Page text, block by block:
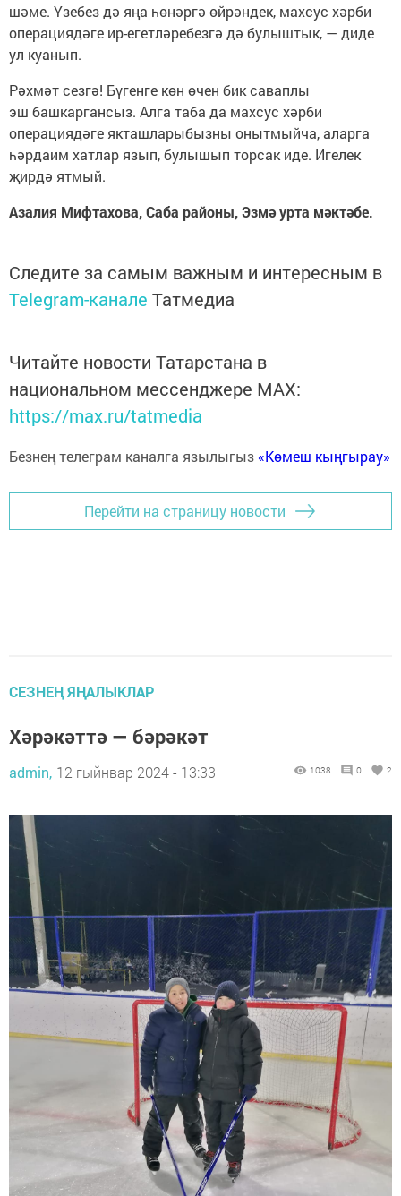
шәме. Үзебез дә яңа һөнәргә өйрәндек, махсус хәрби
операциядәге ир-егетләребезгә дә булыштык, — диде
ул куанып.
Рәхмәт сезгә! Бүгенге көн өчен бик саваплы
эш башкаргансыз. Алга таба да махсус хәрби
операциядәге якташларыбызны онытмыйча, аларга
һәрдаим хатлар язып, булышып торсак иде. Игелек
җирдә ятмый.
Азалия Мифтахова, Саба районы, Эзмә урта мәктәбе.
Следите за самым важным и интересным в
Telegram-канале Татмедиа
Читайте новости Татарстана в
национальном мессенджере MАХ:
https://max.ru/tatmedia
Безнең телеграм каналга язылыгыз «Көмеш кыңгырау»
Перейти на страницу новости
СЕЗНЕҢ ЯҢАЛЫКЛАР
Хәрәкәттә — бәрәкәт
admin, 12 гыйнвар 2024 - 13:33 1038 0 2